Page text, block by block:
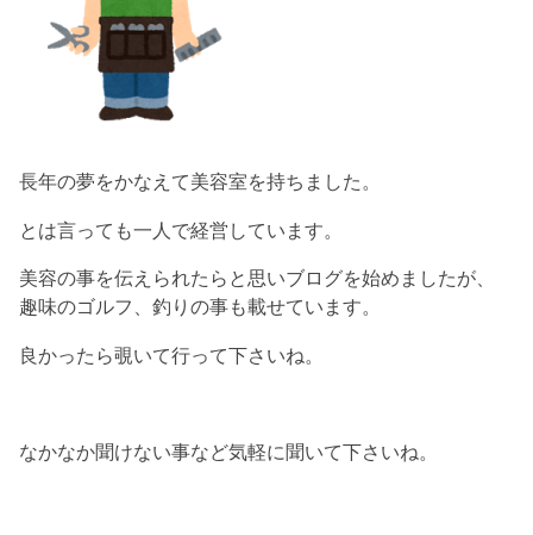
長年の夢をかなえて美容室を持ちました。
とは言っても一人で経営しています。
美容の事を伝えられたらと思いブログを始めましたが、
趣味のゴルフ、釣りの事も載せています。
良かったら覗いて行って下さいね。
なかなか聞けない事など気軽に聞いて下さいね。